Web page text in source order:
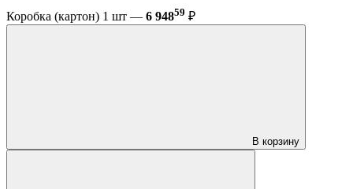
Коробка (картон) 1 шт — 6 94859 ₽
В корзину